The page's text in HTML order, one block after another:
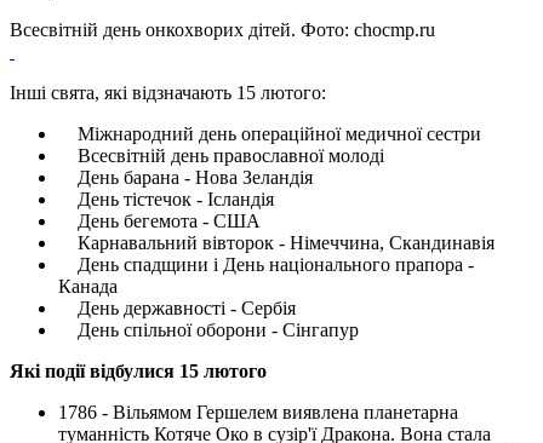
Всесвітній день онкохворих дітей. Фото: chocmp.ru
Інші свята, які відзначають 15 лютого:
Міжнародний день операційної медичної сестри
Всесвітній день православної молоді
День барана - Нова Зеландія
День тістечок - Ісландія
День бегемота - США
Карнавальний вівторок - Німеччина, Скандинавія
День спадщини і День національного прапора -
Канада
День державності - Сербія
День спільної оборони - Сінгапур
Які події відбулися 15 лютого
1786 - Вільямом Гершелем виявлена ​​планетарна
туманність Котяче Око в сузір'ї Дракона. Вона стала